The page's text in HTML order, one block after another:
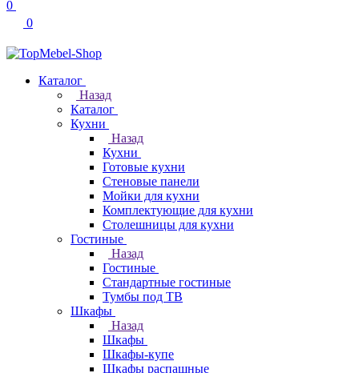
0
0
Каталог
Назад
Каталог
Кухни
Назад
Кухни
Готовые кухни
Стеновые панели
Мойки для кухни
Комплектующие для кухни
Столешницы для кухни
Гостиные
Назад
Гостиные
Стандартные гостиные
Тумбы под ТВ
Шкафы
Назад
Шкафы
Шкафы-купе
Шкафы распашные